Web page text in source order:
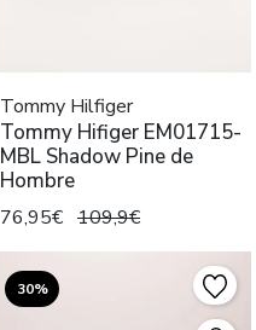
Tommy Hilfiger
Tommy Hifiger EM01715-
MBL Shadow Pine de
Hombre
76,95€ 109,9€
30%